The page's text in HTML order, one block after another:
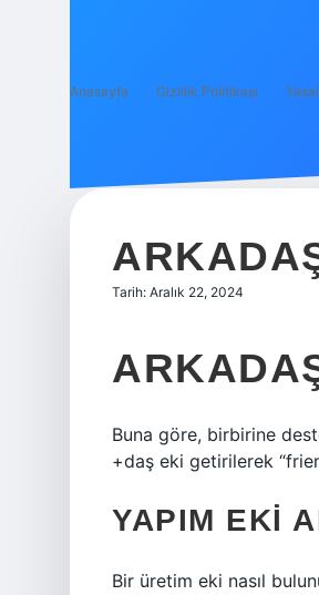
Anasayfa Gizlilik Politikası
Tarih: Aralık 22, 2024
Buna göre, birbirine
+daş eki getirilerek
YAPIM EKI
Bir üretim eki nasıl